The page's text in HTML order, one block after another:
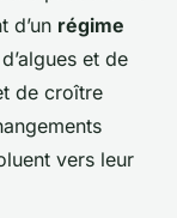
d’un régime
et de
de croître
vers leur